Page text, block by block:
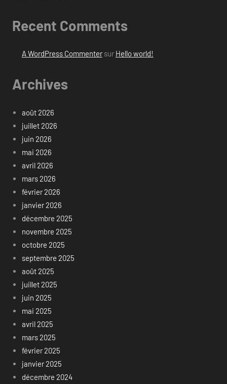
Recent Comments
A WordPress Commentersur Hello world!
Archives
août 2026
juillet 2026
juin 2026
mai 2026
avril 2026
mars 2026
février 2026
janvier 2026
décembre 2025
novembre 2025
octobre 2025
septembre 2025
août 2025
juillet 2025
juin 2025
mai 2025
avril 2025
mars 2025
février 2025
janvier 2025
décembre 2024